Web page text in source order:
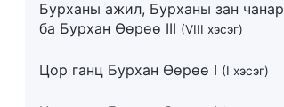
Бурханы ажил, Бурханы зан чанар
ба Бурхан Өөрөө III (VIII хэсэг)
Цор ганц Бурхан Өөрөө I (I хэсэг)